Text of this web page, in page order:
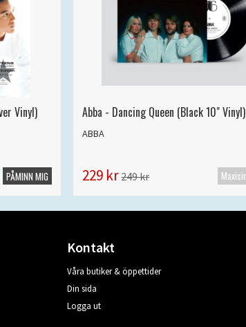
Vinyl)
PÅMINN MIG
Abba - Dancing Queen (Black 10" Vinyl)
ABBA
229 kr249 kr
Kontakt
Våra butiker & öppettider
Din sida
Logga ut